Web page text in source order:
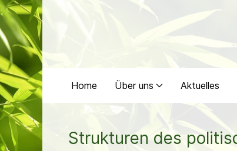
Home Über uns Aktuelles
Strukturen des